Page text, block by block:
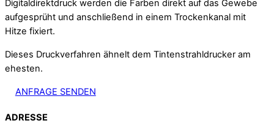
Digitaldirektdruck werden die Farben direkt auf das Gewebe
aufgesprüht und anschließend in einem Trockenkanal mit
Hitze fixiert.
Dieses Druckverfahren ähnelt dem Tintenstrahldrucker am
ehesten.
ANFRAGE SENDEN
ADRESSE